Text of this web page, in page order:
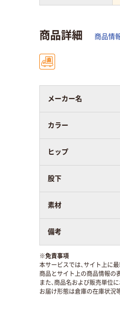
商品詳細 商品情
メーカー名
カラー
ヒップ
股下
素材
備考
※免責事項
本サービスでは、サイト上に
商品とサイト上の商品情報の
また、商品名および販売単位
お届け形態は倉庫の在庫状況